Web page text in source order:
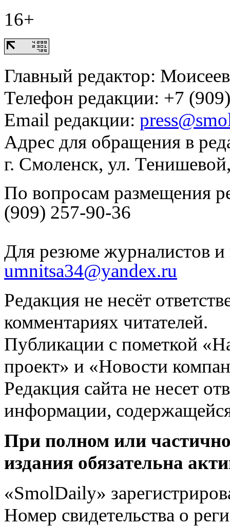
16+
Главный редактор:
Телефон редакции: +7
Email редакции:
Адрес для обращения в
г. Смоленск, ул.
По вопросам размещения
(909) 257-90-36
Для резюме журналистов и
umnitsa34@yandex.ru
Редакция не несёт
комментариях читателей.
Публикации с пометкой
проект» и «Новости
Редакция сайта не несет
информации,
При полном или
издания обязательна
«SmolDaily»
Номер свидетельства о